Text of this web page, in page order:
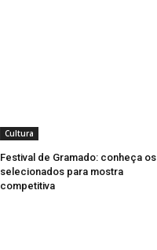
Cultura
Festival de Gramado: conheça os
selecionados para mostra
competitiva